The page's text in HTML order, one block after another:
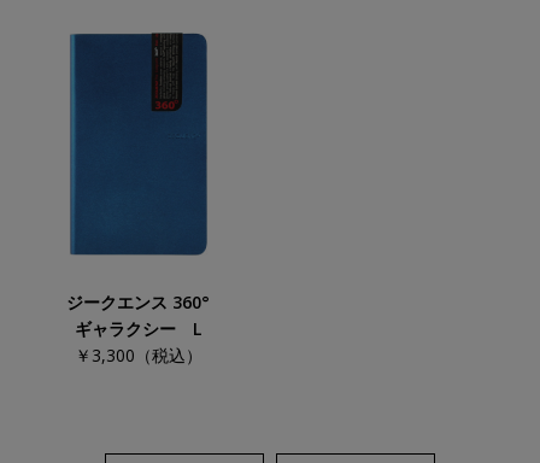
ジークエンス 360°
ギャラクシー L
￥3,300（税込）